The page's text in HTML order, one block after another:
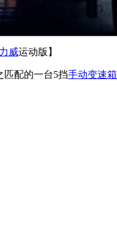
威运动版】
匹配的一台5挡手动变速箱